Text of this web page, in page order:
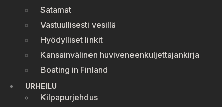
Satamat
Vastuullisesti vesillä
Hyödylliset linkit
Kansainvälinen huviveneenkuljettajankirja
Boating in Finland
URHEILU
Kilpapurjehdus